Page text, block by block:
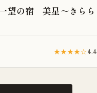
望の宿 美星～きらら
★★★★☆4.4